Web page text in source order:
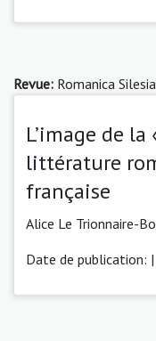
Revue: Romanica
L’image de
littérature
française
Alice Le Trionnaire-
Date de publication: |